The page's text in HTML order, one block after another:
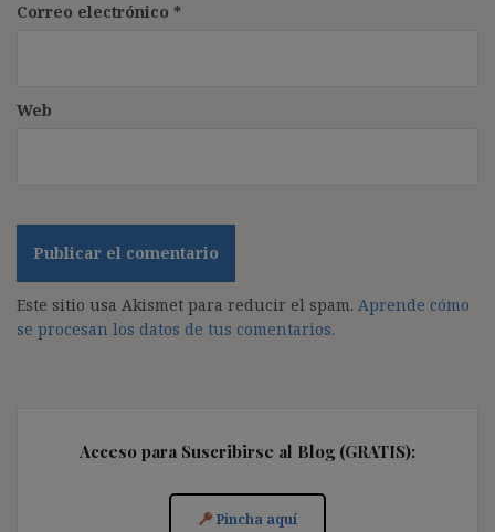
Correo electrónico *
Web
Este sitio usa Akismet para reducir el spam. Aprende cómo
se procesan los datos de tus comentarios.
Acceso para Suscribirse al Blog (GRATIS):
Pincha aquí